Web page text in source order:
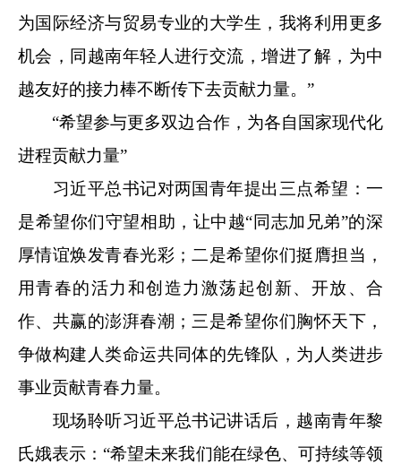
为国际经济与贸易专业的大学生，我将利用更多
机会，同越南年轻人进行交流，增进了解，为中
越友好的接力棒不断传下去贡献力量。”
“希望参与更多双边合作，为各自国家现代化
进程贡献力量”
习近平总书记对两国青年提出三点希望：一
是希望你们守望相助，让中越“同志加兄弟”的深
厚情谊焕发青春光彩；二是希望你们挺膺担当，
用青春的活力和创造力激荡起创新、开放、合
作、共赢的澎湃春潮；三是希望你们胸怀天下，
争做构建人类命运共同体的先锋队，为人类进步
事业贡献青春力量。
现场聆听习近平总书记讲话后，越南青年黎
氏娥表示：“希望未来我们能在绿色、可持续等领